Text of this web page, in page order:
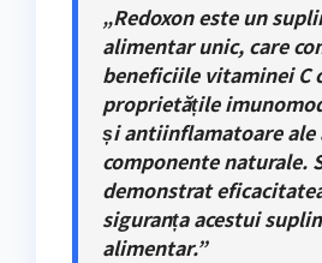
„Redoxon este un
alimentar unic, care
beneficiile vitaminei C
proprietățile
și antiinflamatoare
componente naturale.
demonstrat
siguranța acestui
alimentar.”